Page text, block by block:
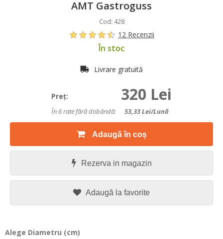
AMT Gastroguss
Cod: 428
12 Recenzii
În stoc
Livrare gratuită
Preţ: 320 Lei
În 6 rate fără dobândă: 53,33Lei/lună
Adaugă în coș
Rezerva in magazin
Adaugă la favorite
Alege Diametru (cm)